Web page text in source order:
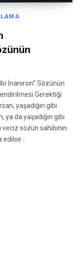
İnanırsın” Sözünün
Gerektiği
yaşadığın gibi
ya da yaşadığın gibi
veciz sözün sahibinin